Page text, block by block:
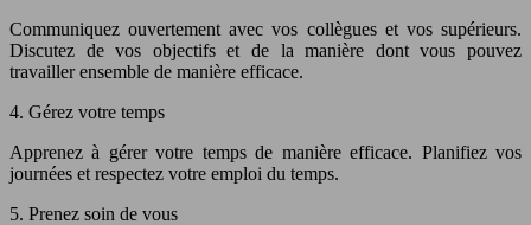
Communiquez ouvertement avec vos collègues et vos supérieurs.
Discutez de vos objectifs et de la manière dont vous pouvez
travailler ensemble de manière efficace.
4. Gérez votre temps
Apprenez à gérer votre temps de manière efficace. Planifiez vos
journées et respectez votre emploi du temps.
5. Prenez soin de vous